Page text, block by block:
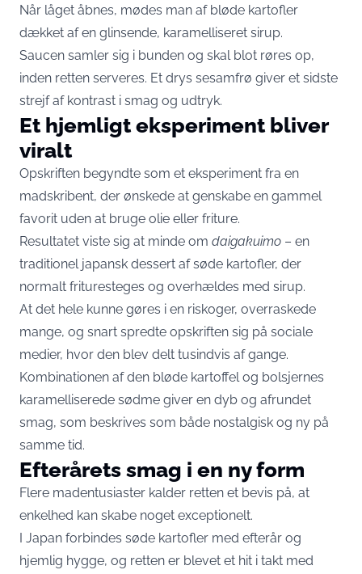
Når låget åbnes, mødes man af bløde kartofler
dækket af en glinsende, karamelliseret sirup.
Saucen samler sig i bunden og skal blot røres op,
inden retten serveres. Et drys sesamfrø giver et sidste
strejf af kontrast i smag og udtryk.
Et hjemligt eksperiment bliver
viralt
Opskriften begyndte som et eksperiment fra en
madskribent, der ønskede at genskabe en gammel
favorit uden at bruge olie eller friture.
Resultatet viste sig at minde om daigakuimo – en
traditionel japansk dessert af søde kartofler, der
normalt frituresteges og overhældes med sirup.
At det hele kunne gøres i en riskoger, overraskede
mange, og snart spredte opskriften sig på sociale
medier, hvor den blev delt tusindvis af gange.
Kombinationen af den bløde kartoffel og bolsjernes
karamelliserede sødme giver en dyb og afrundet
smag, som beskrives som både nostalgisk og ny på
samme tid.
Efterårets smag i en ny form
Flere madentusiaster kalder retten et bevis på, at
enkelhed kan skabe noget exceptionelt.
I Japan forbindes søde kartofler med efterår og
hjemlig hygge, og retten er blevet et hit i takt med